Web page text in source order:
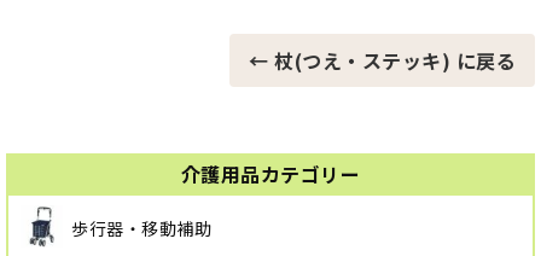
介護用品カテゴリー
歩行器・移動補助
← 杖(つえ・ステッキ) に戻る